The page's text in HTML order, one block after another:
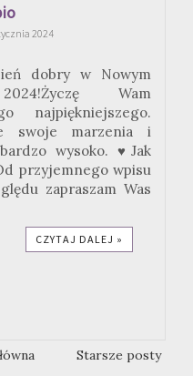
2024
dobry w Nowym
Wam
najpiękniejszego.
swoje marzenia i
wysoko. ♥Jak
przyjemnego wpisu
zapraszam Was
CZYTAJ DALEJ »
Starsze posty